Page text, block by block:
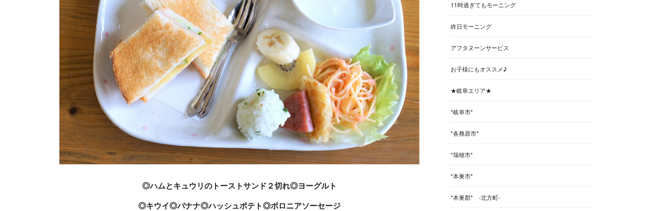
◎ハムとキュウリのトーストサンド２切れ◎ヨーグルト
◎キウイ◎バナナ◎ハッシュポテト◎ボロニアソーセージ
11時過ぎてもモーニング
終日モーニング
アフタヌーンサービス
お子様にもオススメ♪
★岐阜エリア★
*岐阜市*
*各務原市*
*瑞穂市*
*本巣市*
*本巣郡* -北方町-